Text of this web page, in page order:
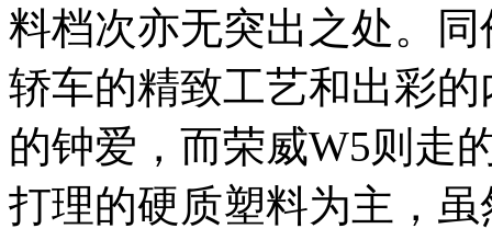
料档次亦无突出之处。
轿车的精致工艺和出彩
的钟爱，而荣威W5则走
打理的硬质塑料为主，